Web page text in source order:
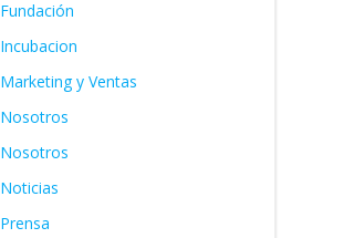
Fundación
Incubacion
Marketing y Ventas
Nosotros
Nosotros
Noticias
Prensa